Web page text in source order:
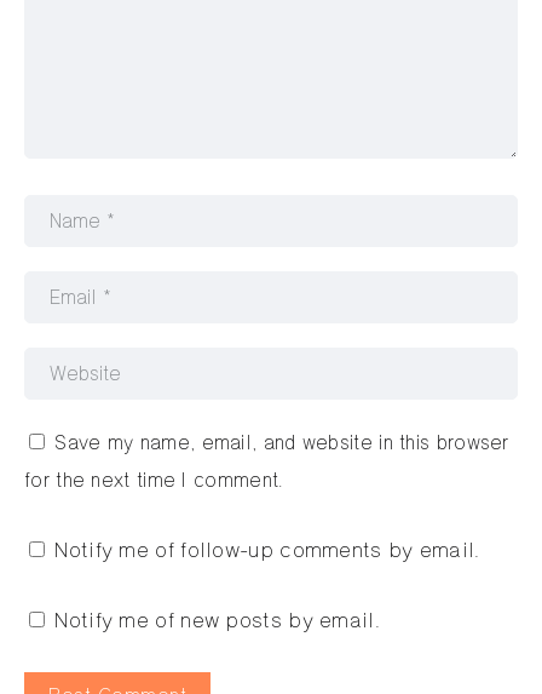
Save my name, email, and website in this browser
for the next time I comment.
Notify me of follow-up comments by email.
Notify me of new posts by email.